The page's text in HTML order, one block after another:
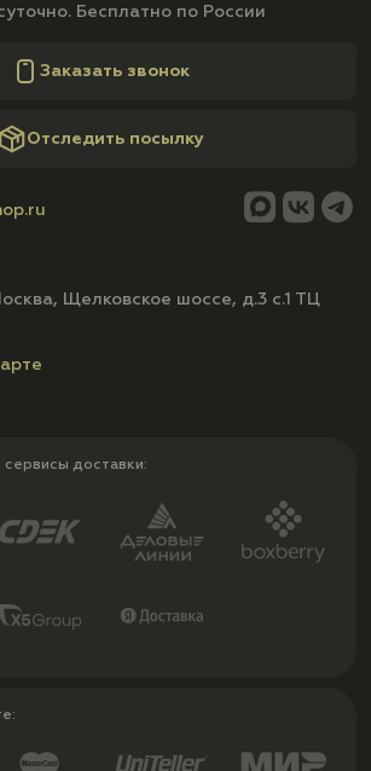
Бесплатно по России
Заказать звонок
Отследить посылку
Щелковское шоссе, д.3 с.1 ТЦ
доставки: